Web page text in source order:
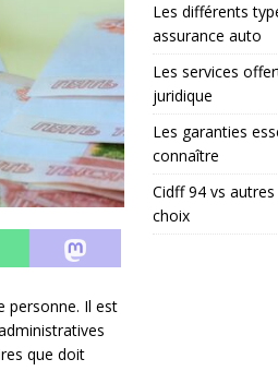
personne. Il est
que doit
Les différents
assurance auto
Les services
juridique
Les garanties
connaître
Cidff 94 vs
choix